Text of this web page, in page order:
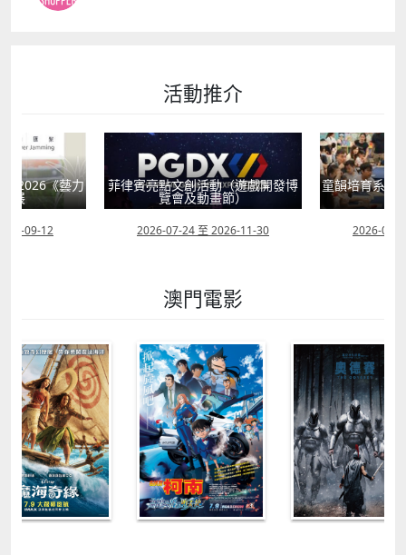
活動推介
獻2026《藝力
展
09-12
菲律賓亮點文創活動（遊戲開發博
覽會及動畫節）
2026-07-24 至 2026-11-30
童韻培育系列
2026-07-
澳門電影